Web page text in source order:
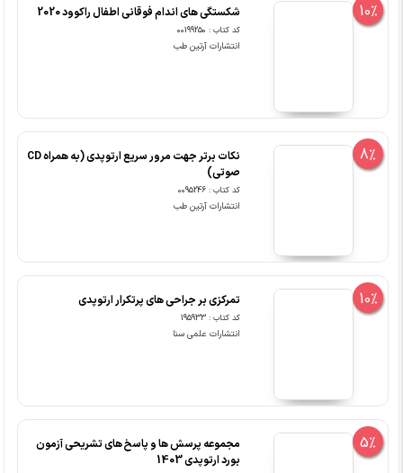
10% شکستگی های اندام فوقانی اطفال راکوود 2020
کد کتاب : 00199250
انتشارات آرتین طب
8%
نکات برتر جهت مرور سریع ارتوپدی (به همراه CD
صوتی)
کد کتاب : 0095246
انتشارات آرتین طب
10% تمرکزی بر جراحی های پرتکرار ارتوپدی
کد کتاب : 195933
انتشارات علمی سنا
5%
مجموعه پرسش ها و پاسخ های تشریحی آزمون
بورد ارتوپدی 1403